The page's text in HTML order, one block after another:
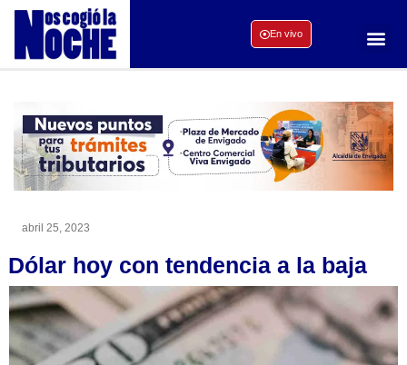
En vivo
abril 25, 2023
Dólar hoy con tendencia a la baja